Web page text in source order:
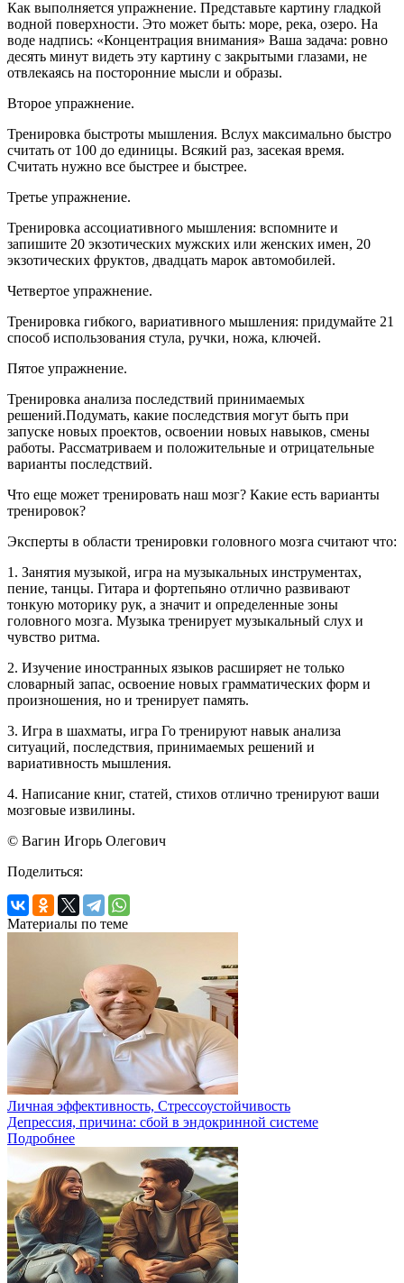
Как выполняется упражнение. Представьте картину гладкой
водной поверхности. Это может быть: море, река, озеро. На
воде надпись: «Концентрация внимания» Ваша задача: ровно
десять минут видеть эту картину с закрытыми глазами, не
отвлекаясь на посторонние мысли и образы.
Второе упражнение.
Тренировка быстроты мышления. Вслух максимально быстро
считать от 100 до единицы. Всякий раз, засекая время.
Считать нужно все быстрее и быстрее.
Третье упражнение.
Тренировка ассоциативного мышления: вспомните и
запишите 20 экзотических мужских или женских имен, 20
экзотических фруктов, двадцать марок автомобилей.
Четвертое упражнение.
Тренировка гибкого, вариативного мышления: придумайте 21
способ использования стула, ручки, ножа, ключей.
Пятое упражнение.
Тренировка анализа последствий принимаемых
решений.Подумать, какие последствия могут быть при
запуске новых проектов, освоении новых навыков, смены
работы. Рассматриваем и положительные и отрицательные
варианты последствий.
Что еще может тренировать наш мозг? Какие есть варианты
тренировок?
Эксперты в области тренировки головного мозга считают что:
1. Занятия музыкой, игра на музыкальных инструментах,
пение, танцы. Гитара и фортепьяно отлично развивают
тонкую моторику рук, а значит и определенные зоны
головного мозга. Музыка тренирует музыкальный слух и
чувство ритма.
2. Изучение иностранных языков расширяет не только
словарный запас, освоение новых грамматических форм и
произношения, но и тренирует память.
3. Игра в шахматы, игра Го тренируют навык анализа
ситуаций, последствия, принимаемых решений и
вариативность мышления.
4. Написание книг, статей, стихов отлично тренируют ваши
мозговые извилины.
© Вагин Игорь Олегович
Поделиться:
Материалы по теме
Личная эффективность, Стрессоустойчивость
Депрессия, причина: сбой в эндокринной системе
Подробнее